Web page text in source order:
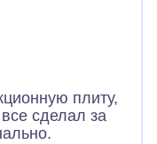
плиту,
сделал за